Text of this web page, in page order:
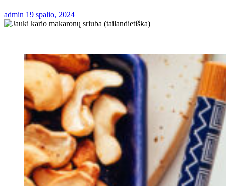
admin 19 spalio, 2024